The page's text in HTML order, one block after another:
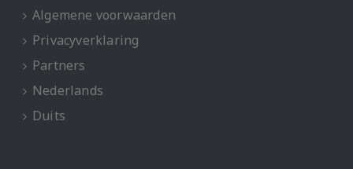
Algemene voorwaarden
Privacyverklaring
Partners
Nederlands
Duits